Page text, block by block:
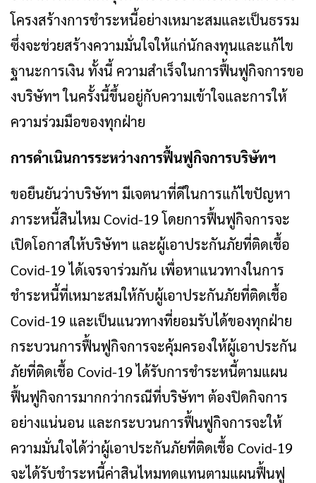
โครงสร้างการชำระหนี้อย่างเหมาะสมและเป็นธรรม
ซึ่งจะช่วยสร้างความมั่นใจให้แก่นักลงทุนและแก้ไข
ฐานะการเงิน ทั้งนี้ ความสำเร็จในการฟื้นฟูกิจการขอ
งบริษัทฯ ในครั้งนี้ขึ้นอยู่กับความเข้าใจและการให้
ความร่วมมือของทุกฝ่าย
การดำเนินการระหว่างการฟื้นฟูกิจการบริษัทฯ
ขอยืนยันว่าบริษัทฯ มีเจตนาที่ดีในการแก้ไขปัญหา
ภาระหนี้สินไหม Covid-19 โดยการฟื้นฟูกิจการจะ
เปิดโอกาสให้บริษัทฯ และผู้เอาประกันภัยที่ติดเชื้อ
Covid-19 ได้เจรจาร่วมกัน เพื่อหาแนวทางในการ
ชำระหนี้ที่เหมาะสมให้กับผู้เอาประกันภัยที่ติดเชื้อ
Covid-19 และเป็นแนวทางที่ยอมรับได้ของทุกฝ่าย
กระบวนการฟื้นฟูกิจการจะคุ้มครองให้ผู้เอาประกัน
ภัยที่ติดเชื้อ Covid-19 ได้รับการชำระหนี้ตามแผน
ฟื้นฟูกิจการมากกว่ากรณีที่บริษัทฯ ต้องปิดกิจการ
อย่างแน่นอน และกระบวนการฟื้นฟูกิจการจะให้
ความมั่นใจได้ว่าผู้เอาประกันภัยที่ติดเชื้อ Covid-19
จะได้รับชำระหนี้ค่าสินไหมทดแทนตามแผนฟื้นฟู